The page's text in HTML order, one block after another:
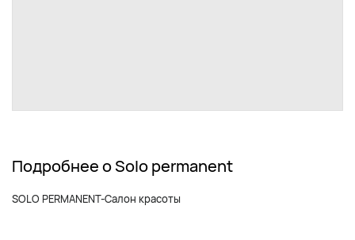
Подробнее о Solo permanent
SOLO PERMANENT-Салон красоты